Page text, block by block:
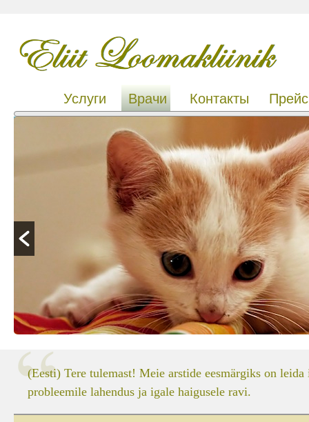
Контакты
Врачи
Услуги
(Eesti) Tere tulemast! Meie arstide eesmärgiks on leida
probleemile lahendus ja igale haigusele ravi.